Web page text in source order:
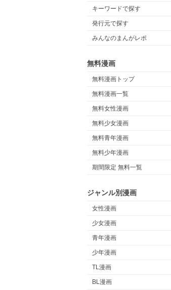
キーワードで探す
発行元で探す
みんなのまんがレポ
無料漫画
無料漫画トップ
無料漫画一覧
無料女性漫画
無料少女漫画
無料青年漫画
無料少年漫画
期間限定 無料一覧
ジャンル別漫画
女性漫画
少女漫画
青年漫画
少年漫画
TL漫画
BL漫画